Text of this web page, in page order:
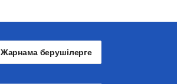
Жарнама берушілерге